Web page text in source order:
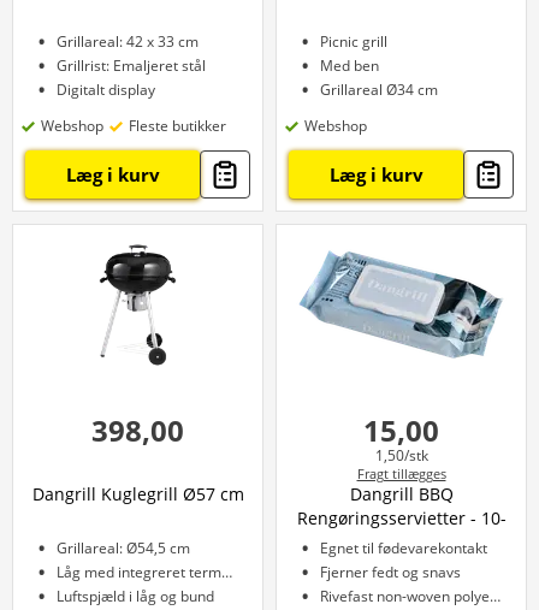
Grillareal: 42 x 33 cm
Grillrist: Emaljeret stål
Digitalt display
Webshop
Fleste butikker
Læg i kurv
Picnic grill
Med ben
Grillareal Ø34 cm
Webshop
Læg i kurv
398,00
Dangrill Kuglegrill Ø57 cm
Grillareal: Ø54,5 cm
Låg med integreret termometer
Luftspjæld i låg og bund
15,00
1,50/stk
Fragt tillægges
Dangrill BBQ
Rengøringsservietter - 10-
pak
Egnet til fødevarekontakt
Fjerner fedt og snavs
Rivefast non-woven polyester